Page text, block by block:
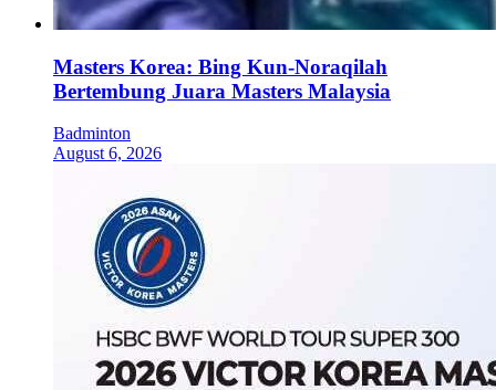
Masters Korea: Bing Kun-Noraqilah
Bertembung Juara Masters Malaysia
Badminton
August 6, 2026